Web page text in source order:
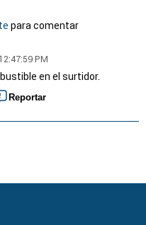
para comentar
PM
en el surtidor.
Reportar